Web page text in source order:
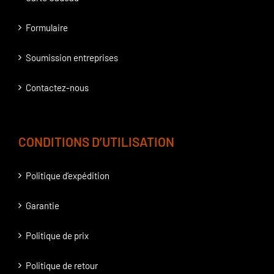
Formulaire
Soumission entreprises
Contactez-nous
CONDITIONS D’UTILISATION
Politique d’expédition
Garantie
Politique de prix
Politique de retour